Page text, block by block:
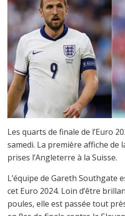
Les quarts de finale de l’Euro
samedi. La première affiche de
prises l’Angleterre à la Suisse.
L’équipe de Gareth Southgate
cet Euro 2024. Loin d’être
poules, elle est passée tout